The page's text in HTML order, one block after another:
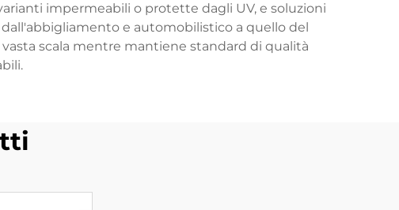
impermeabili o protette dagli UV, e soluzioni
e automobilistico a quello del
scala mentre mantiene standard di qualità